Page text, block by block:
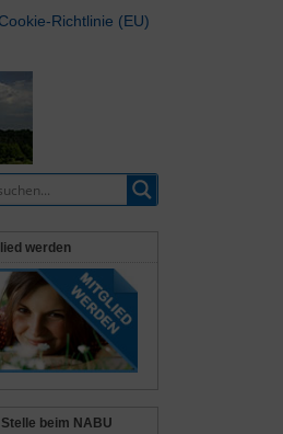
Cookie-Richtlinie (EU)
werden
beim NABU